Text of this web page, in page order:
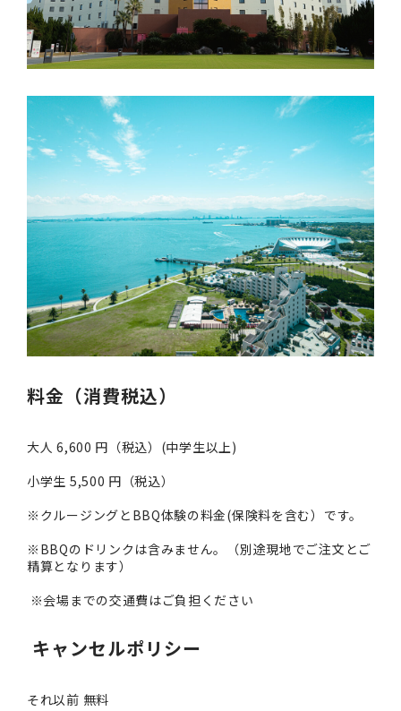
料金（消費税込）
大人 6,600 円（税込）(中学生以上)
小学生 5,500 円（税込）
※クルージングとBBQ体験の料金(保険料を含む）です。
※BBQのドリンクは含みません。（別途現地でご注文とご
精算となります）
※会場までの交通費はご負担ください
キャンセルポリシー
それ以前 無料